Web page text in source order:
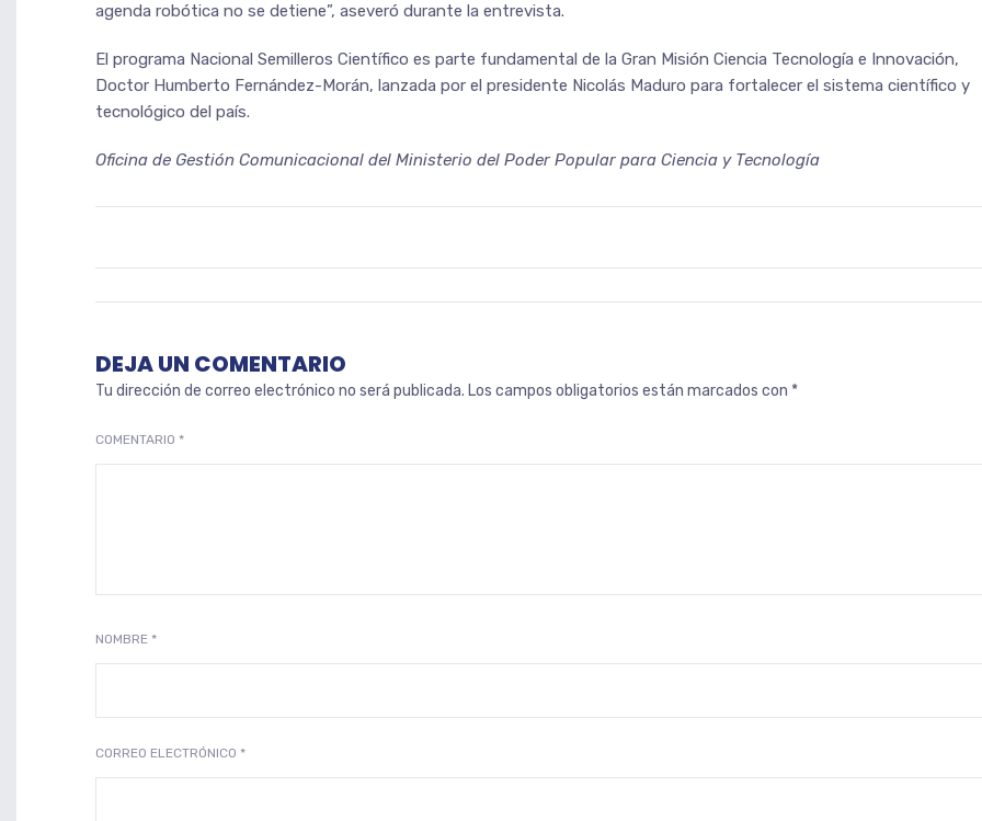
agenda robótica no se detiene”, aseveró durante la entrevista.
El programa Nacional Semilleros Científico es parte fundamental de la Gran Misión Ciencia Tecnología e Innovación,
Doctor Humberto Fernández-Morán, lanzada por el presidente Nicolás Maduro para fortalecer el sistema científico y
tecnológico del país.
Oficina de Gestión Comunicacional del Ministerio del Poder Popular para Ciencia y Tecnología
DEJA UN COMENTARIO
Tu dirección de correo electrónico no será publicada. Los campos obligatorios están marcados con *
COMENTARIO *
NOMBRE *
CORREO ELECTRÓNICO *